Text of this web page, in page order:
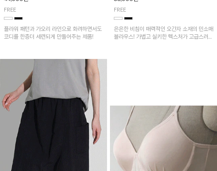
FREE
플라워 패턴과 가오리 라인으로 화려하면서도
코디를 한층더 세련되게 만들어주는 제품!
FREE
은은한 비침이 매력적인 오간자 소재의 민소매
블라우스! 가볍고 실키한 텍스처가 고급스러운